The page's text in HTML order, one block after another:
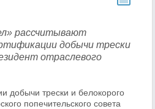
рассчитывают
добычи трески
отраслевого
добычи трески и белокорого
попечительского совета